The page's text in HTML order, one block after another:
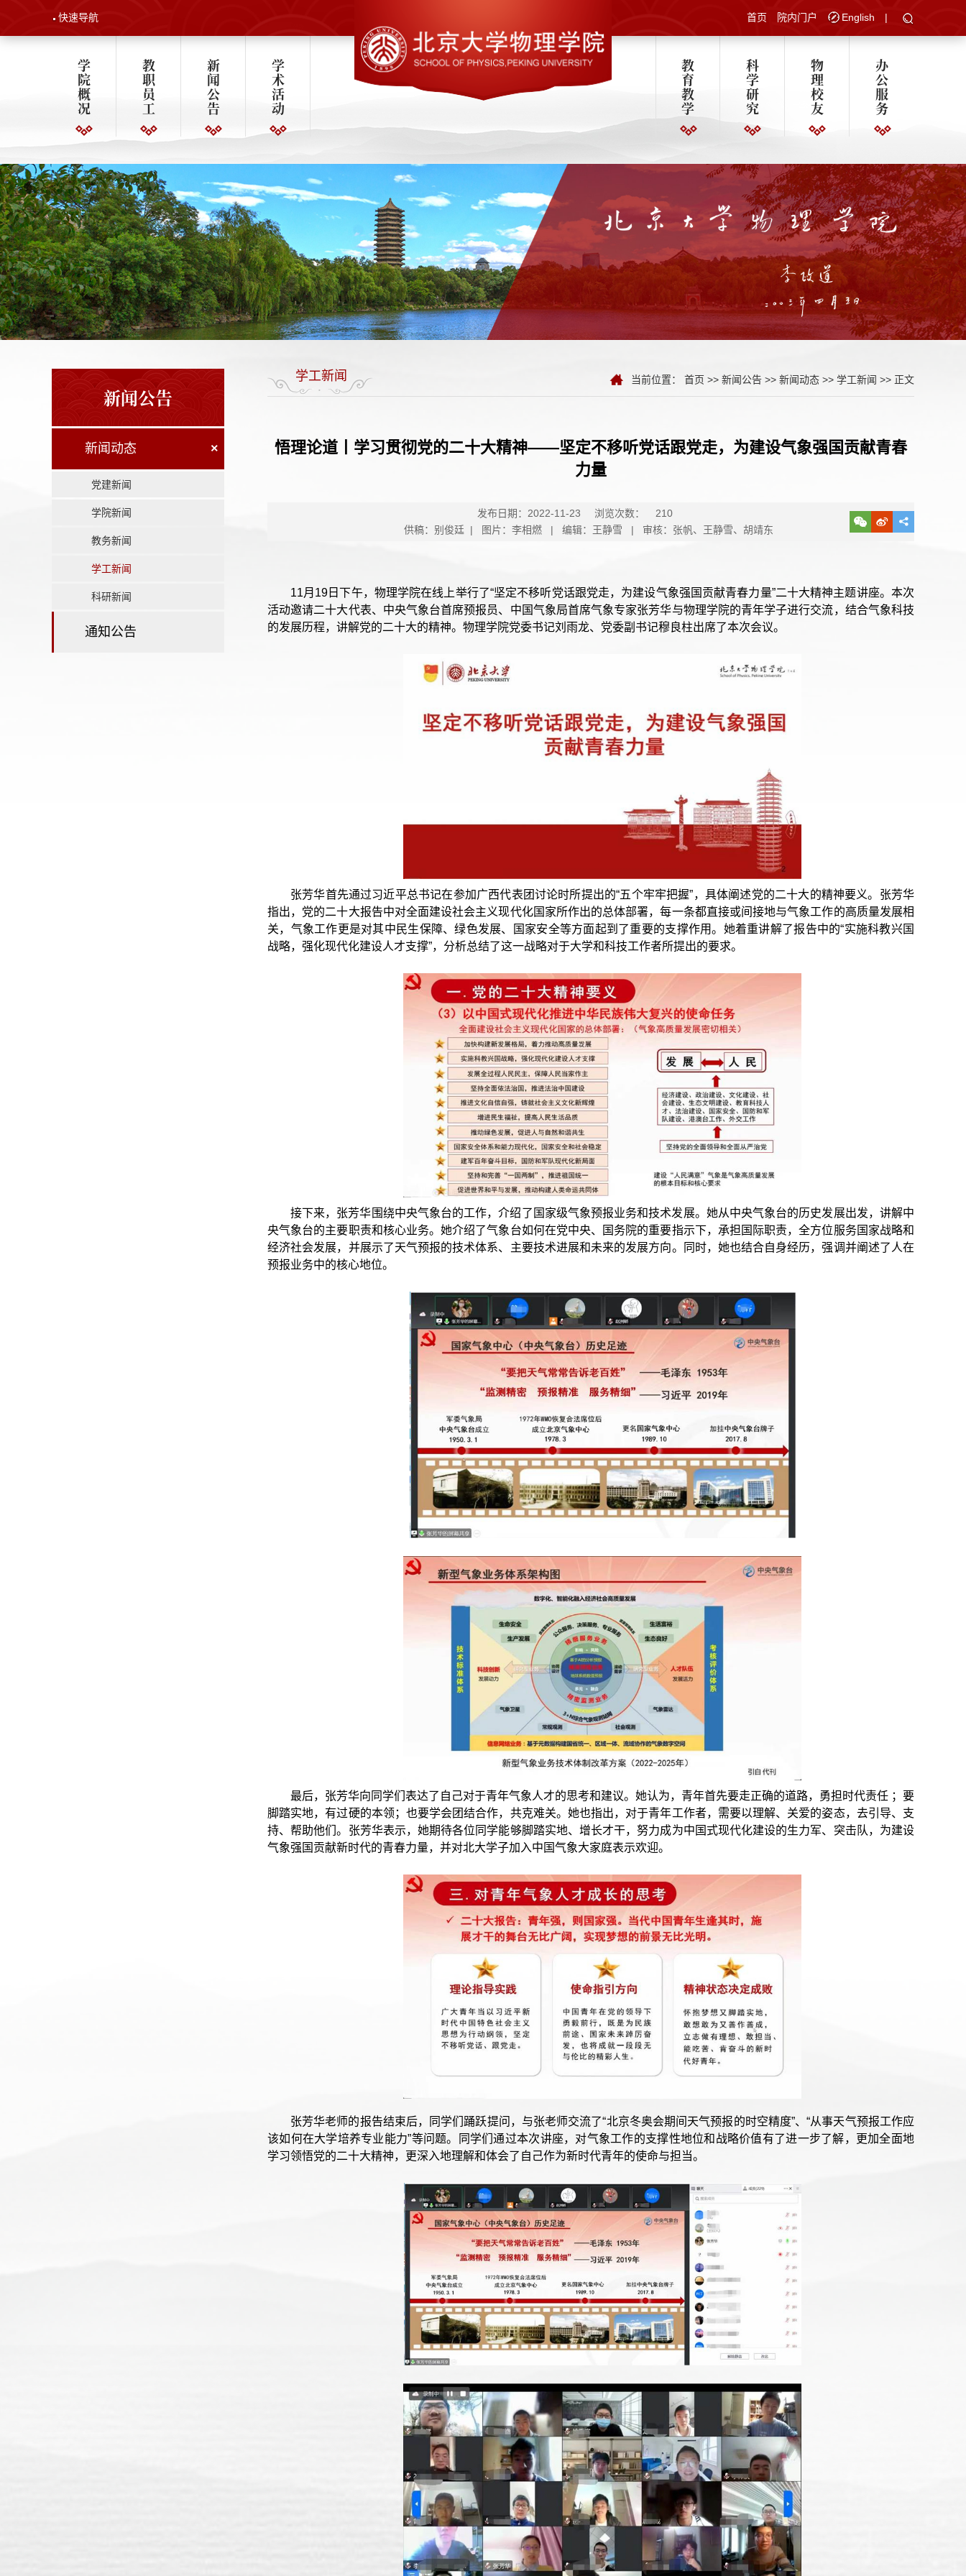
快速导航 首页 院内门户 English |
学
院
概
况
教
职
员
工
新
闻
公
告
学
术
活
动
教
育
教
学
科
学
研
究
物
理
校
友
办
公
服
务
新闻公告
新闻动态 ×
党建新闻
学院新闻
教务新闻
学工新闻
科研新闻
通知公告
学工新闻 当前位置： 首页 >> 新闻公告 >> 新闻动态 >> 学工新闻 >> 正文
悟理论道丨学习贯彻党的二十大精神——坚定不移听党话跟党走，为建设气象强国贡献青春
力量
发布日期：2022-11-23 浏览次数：
210
供稿：别俊廷 | 图片：李相燃 | 编辑：王静雪 | 审核：张帆、王静雪、胡靖东
11月19日下午，物理学院在线上举行了“坚定不移听党话跟党走，为建设气象强国贡献青春力量”二十大精神主题讲座。本次
活动邀请二十大代表、中央气象台首席预报员、中国气象局首席气象专家张芳华与物理学院的青年学子进行交流，结合气象科技
的发展历程，讲解党的二十大的精神。物理学院党委书记刘雨龙、党委副书记穆良柱出席了本次会议。
张芳华首先通过习近平总书记在参加广西代表团讨论时所提出的“五个牢牢把握”，具体阐述党的二十大的精神要义。张芳华
指出，党的二十大报告中对全面建设社会主义现代化国家所作出的总体部署，每一条都直接或间接地与气象工作的高质量发展相
关，气象工作更是对其中民生保障、绿色发展、国家安全等方面起到了重要的支撑作用。她着重讲解了报告中的“实施科教兴国
战略，强化现代化建设人才支撑”，分析总结了这一战略对于大学和科技工作者所提出的要求。
接下来，张芳华围绕中央气象台的工作，介绍了国家级气象预报业务和技术发展。她从中央气象台的历史发展出发，讲解中
央气象台的主要职责和核心业务。她介绍了气象台如何在党中央、国务院的重要指示下，承担国际职责，全方位服务国家战略和
经济社会发展，并展示了天气预报的技术体系、主要技术进展和未来的发展方向。同时，她也结合自身经历，强调并阐述了人在
预报业务中的核心地位。
最后，张芳华向同学们表达了自己对于青年气象人才的思考和建议。她认为，青年首先要走正确的道路，勇担时代责任 ；要
脚踏实地，有过硬的本领；也要学会团结合作，共克难关。她也指出，对于青年工作者，需要以理解、关爱的姿态，去引导、支
持、帮助他们。张芳华表示，她期待各位同学能够脚踏实地、增长才干，努力成为中国式现代化建设的生力军、突击队，为建设
气象强国贡献新时代的青春力量，并对北大学子加入中国气象大家庭表示欢迎。
张芳华老师的报告结束后，同学们踊跃提问，与张老师交流了“北京冬奥会期间天气预报的时空精度”、“从事天气预报工作应
该如何在大学培养专业能力”等问题。同学们通过本次讲座，对气象工作的支撑性地位和战略价值有了进一步了解，更加全面地
学习领悟党的二十大精神，更深入地理解和体会了自己作为新时代青年的使命与担当。